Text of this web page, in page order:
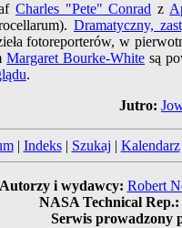
Charles "Pete" Conrad z
Dramatyczny,
fotoreporterów, w
Margaret Bourke-White są
.
Jutro:
| Indeks| Szukaj | Kalendarz
i wydawcy: Robert
NASA Technical Rep.:
Serwis prowadzony